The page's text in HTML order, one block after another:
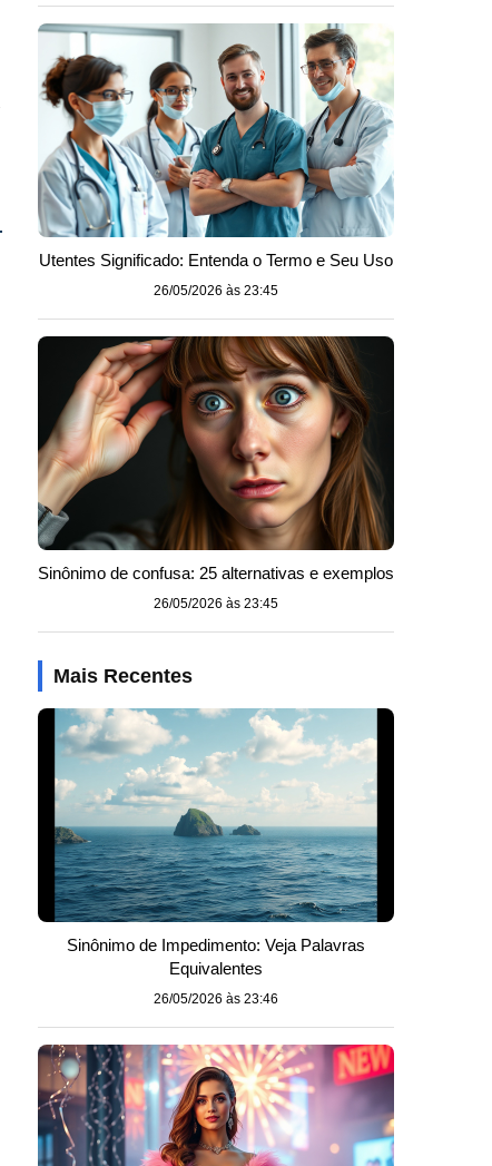
Utentes Significado: Entenda o Termo e Seu Uso
26/05/2026 às 23:45
Sinônimo de confusa: 25 alternativas e exemplos
26/05/2026 às 23:45
Mais Recentes
Sinônimo de Impedimento: Veja Palavras
Equivalentes
26/05/2026 às 23:46